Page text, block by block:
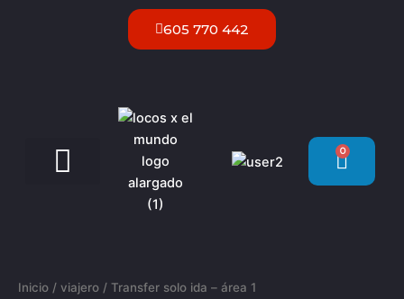
605 770 442
0
Inicio / viajero / Transfer solo ida – área 1
ida